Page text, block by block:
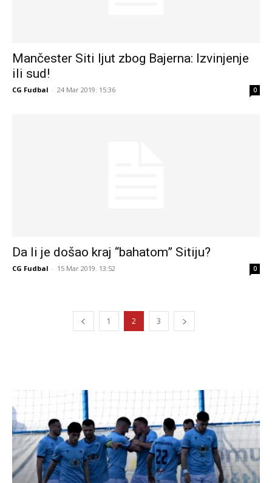
Mančester Siti ljut zbog Bajerna: Izvinjenje
ili sud!
CG Fudbal - 24 Mar 2019. 15:36 0
Da li je došao kraj “bahatom” Sitiju?
CG Fudbal - 15 Mar 2019. 13:52 0
1 2 3